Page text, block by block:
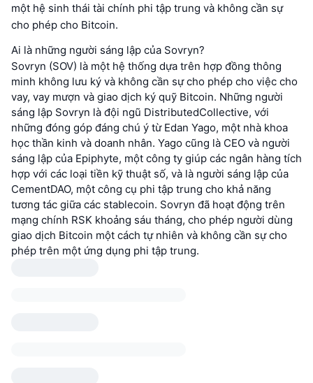
một hệ sinh thái tài chính phi tập trung và không cần sự
cho phép cho Bitcoin.
Ai là những người sáng lập của Sovryn?
Sovryn (SOV) là một hệ thống dựa trên hợp đồng thông
minh không lưu ký và không cần sự cho phép cho việc cho
vay, vay mượn và giao dịch ký quỹ Bitcoin. Những người
sáng lập Sovryn là đội ngũ DistributedCollective, với
những đóng góp đáng chú ý từ Edan Yago, một nhà khoa
học thần kinh và doanh nhân. Yago cũng là CEO và người
sáng lập của Epiphyte, một công ty giúp các ngân hàng tích
hợp với các loại tiền kỹ thuật số, và là người sáng lập của
CementDAO, một công cụ phi tập trung cho khả năng
tương tác giữa các stablecoin. Sovryn đã hoạt động trên
mạng chính RSK khoảng sáu tháng, cho phép người dùng
giao dịch Bitcoin một cách tự nhiên và không cần sự cho
phép trên một ứng dụng phi tập trung.